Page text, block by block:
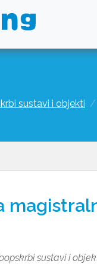
sustavi i objekti
sustavi i